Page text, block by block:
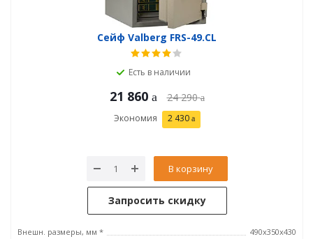
Сейф Valberg FRS-49.CL
Есть в наличии
21 860 24 290
Экономия 2 430
В корзину
Запросить скидку
Внешн. размеры, мм *
490x350x430